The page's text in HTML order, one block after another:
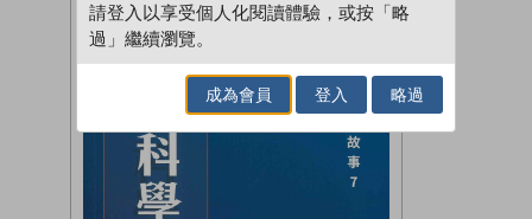
請登入以享受個人化閱讀體驗，或按「略
過」繼續瀏覽。
成為會員 登入 略過